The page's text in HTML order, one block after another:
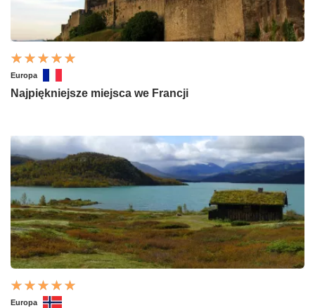
Europa
Najpiękniejsze miejsca we Francji
Europa